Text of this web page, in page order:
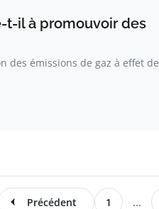
t-il à promouvoir des
des émissions de gaz à effet de
Précédent 1 ...